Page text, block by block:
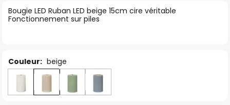
of
the
Bougie LED Ruban LED beige 15cm cire véritable
Fonctionnement sur piles
Couleur: beige